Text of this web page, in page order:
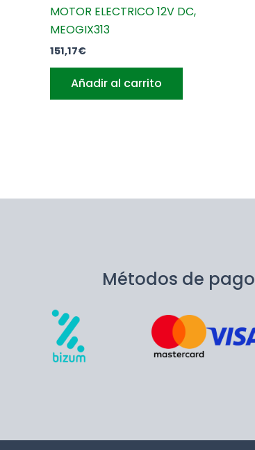
MOTOR ELECTRICO 12V DC,
MEOGIX313
151,17€
Añadir al carrito
Métodos de pago